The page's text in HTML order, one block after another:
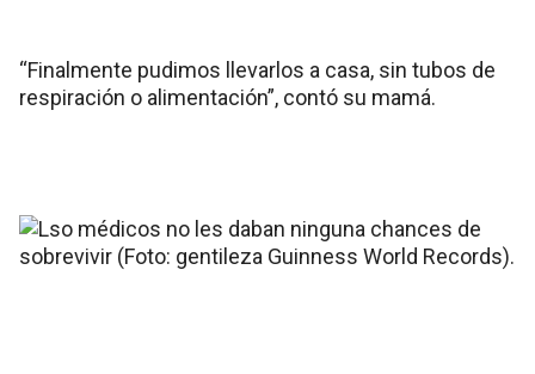
“Finalmente pudimos llevarlos a casa, sin tubos de
respiración o alimentación”, contó su mamá.